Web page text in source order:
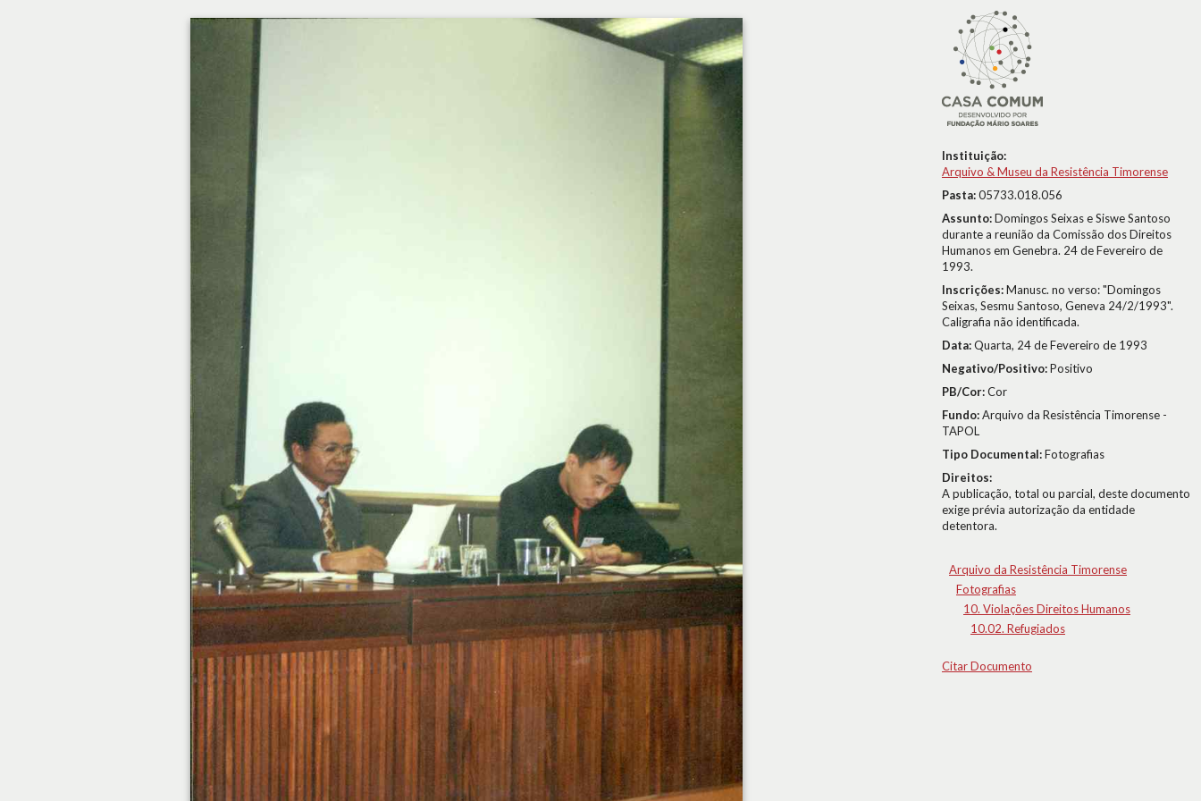
Instituição:
Arquivo & Museu da Resistência Timorense
Pasta:05733.018.056
Assunto:Domingos Seixas e Siswe Santoso
durante a reunião da Comissão dos Direitos
Humanos em Genebra. 24 de Fevereiro de
1993.
Inscrições:Manusc. no verso: "Domingos
Seixas, Sesmu Santoso, Geneva 24/2/1993".
Caligrafia não identificada.
Data:Quarta, 24 de Fevereiro de 1993
Negativo/Positivo:Positivo
PB/Cor:Cor
Fundo:Arquivo da Resistência Timorense -
TAPOL
Tipo Documental:Fotografias
Direitos:
A publicação, total ou parcial, deste documento
exige prévia autorização da entidade
detentora.
Arquivo da Resistência Timorense
Fotografias
10. Violações Direitos Humanos
10.02. Refugiados
Citar Documento